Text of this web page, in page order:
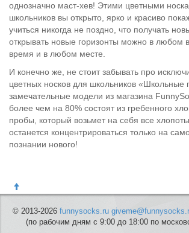
однозначно маст-хев! Этими цветными
школьников вы открыто, ярко и красиво
учиться никогда не поздно, что получать
открывать новые горизонты можно в любом
время и в любом месте.
И конечно же, не стоит забывать про
цветных носков для школьников «Школьные
замечательные модели из магазина
более чем на 80% состоят из гребенного
пробы, который возьмет на себя все
останется концентрироваться только на
познании нового!
© 2013-2026 funnysocks.ru
(по рабочим дням с 9:00 до 18:00 по